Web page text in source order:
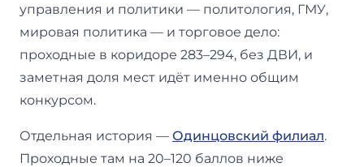
управления и политики — политология, ГМУ,
мировая политика — и торговое дело:
проходные в коридоре 283–294, без ДВИ, и
заметная доля мест идёт именно общим
конкурсом.
Отдельная история — Одинцовский филиал.
Проходные там на 20–120 баллов ниже